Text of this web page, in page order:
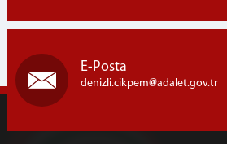
E-Posta
denizli.cikpem adalet.gov.tr